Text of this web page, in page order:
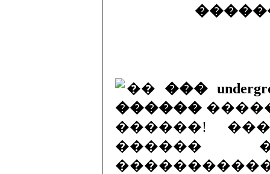
�� ���
������
������!
������